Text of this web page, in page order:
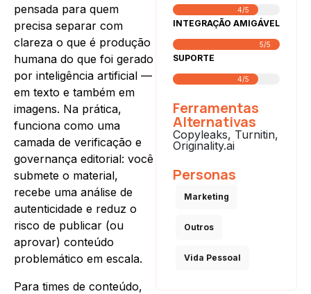
pensada para quem
precisa separar com
clareza o que é produção
humana do que foi gerado
por inteligência artificial —
em texto e também em
imagens. Na prática,
funciona como uma
camada de verificação e
governança editorial: você
submete o material,
recebe uma análise de
autenticidade e reduz o
risco de publicar (ou
aprovar) conteúdo
problemático em escala.
Para times de conteúdo,
4/5
INTEGRAÇÃO AMIGÁVEL
5/5
SUPORTE
4/5
Ferramentas
Alternativas
Copyleaks, Turnitin,
Originality.ai
Personas
Marketing
Outros
Vida Pessoal